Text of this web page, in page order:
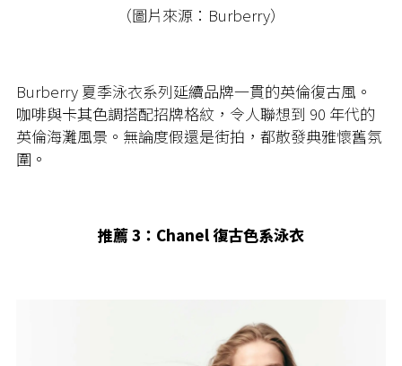
（圖片來源：Burberry）
Burberry 夏季泳衣系列延續品牌一貫的英倫復古風。
咖啡與卡其色調搭配招牌格紋，令人聯想到 90 年代的
英倫海灘風景。無論度假還是街拍，都散發典雅懷舊氛
圍。
推薦 3：Chanel 復古色系泳衣